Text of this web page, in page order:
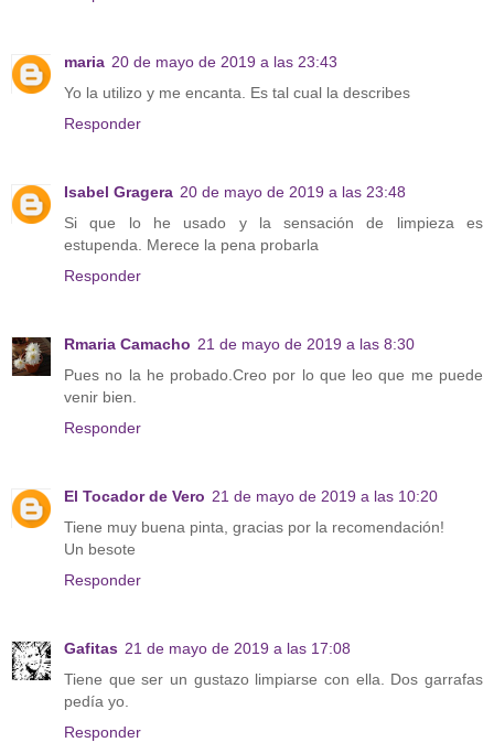
maria 20 de mayo de 2019 a las 23:43
Yo la utilizo y me encanta. Es tal cual la describes
Responder
Isabel Gragera 20 de mayo de 2019 a las 23:48
Si que lo he usado y la sensación de limpieza es
estupenda. Merece la pena probarla
Responder
Rmaria Camacho 21 de mayo de 2019 a las 8:30
Pues no la he probado.Creo por lo que leo que me puede
venir bien.
Responder
El Tocador de Vero 21 de mayo de 2019 a las 10:20
Tiene muy buena pinta, gracias por la recomendación!
Un besote
Responder
Gafitas 21 de mayo de 2019 a las 17:08
Tiene que ser un gustazo limpiarse con ella. Dos garrafas
pedía yo.
Responder